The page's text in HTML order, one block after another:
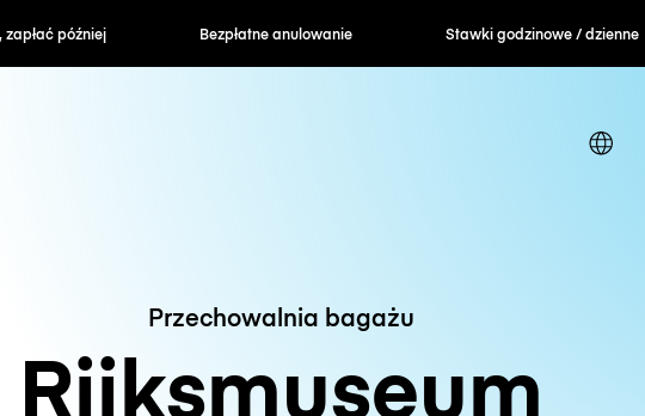
zapłać później Bezpłatne anulowanie Stawki godzinowe / dzienne
Przechowalnia bagażu
Rijksmuseum